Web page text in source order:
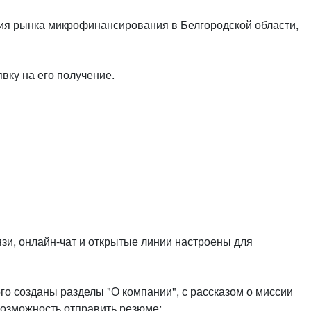
рынка микрофинансирования в Белгородской области,
на его получение.
онлайн-чат и открытые линии настроены для
созданы разделы "О компании", с рассказом о миссии